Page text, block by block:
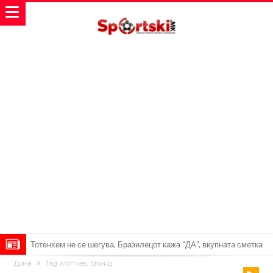
Тотенхем не се шегува, Бразилецот кажа “ДА”, вкупната сметка
скоро 350.000.000!
Бразилски фудбалер за малку не настрада поради невнимание
Дома Tag Archives: Блинд